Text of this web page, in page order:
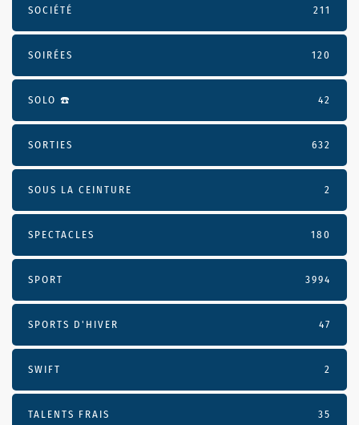
SOCIÉTÉ 211
SOIRÉES 120
SOLO ☎️ 42
SORTIES 632
SOUS LA CEINTURE 2
SPECTACLES 180
SPORT 3994
SPORTS D'HIVER 47
SWIFT 2
TALENTS FRAIS 35